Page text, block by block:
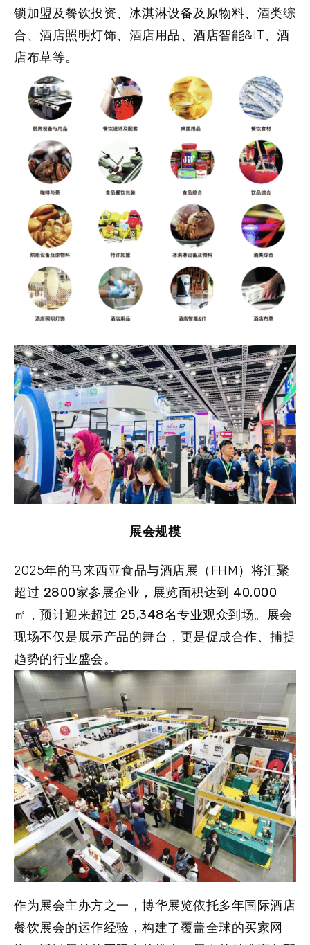
锁加盟及餐饮投资、冰淇淋设备及原物料、酒类综
合、酒店照明灯饰、酒店用品、酒店智能&IT、酒
店布草等。
展会规模
2025年的马来西亚食品与酒店展（FHM）将汇聚
超过 2800家参展企业，展览面积达到 40,000
㎡ ，预计迎来超过 25,348名专业观众到场。展会
现场不仅是展示产品的舞台，更是促成合作、捕捉
趋势的行业盛会。
作为展会主办方之一， 博华展览依托多年国际酒店
餐饮展会的运作经验，构建了覆盖全球的买家网